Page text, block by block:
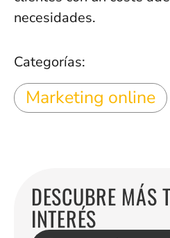
necesidades.
Categorías:
Marketing online
DESCUBRE MÁS
INTERÉS